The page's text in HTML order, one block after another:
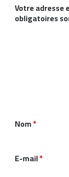
Votre adresse
obligatoires
t
i
Nom*
E-mail*